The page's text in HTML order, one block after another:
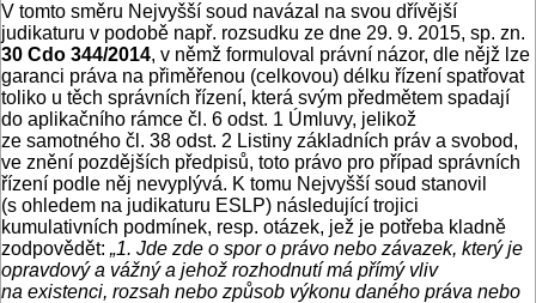
V tomto směru Nejvyšší soud navázal na svou dřívější
judikaturu v podobě např. rozsudku ze dne 29. 9. 2015, sp. zn.
30 Cdo 344/2014, v němž formuloval právní názor, dle nějž lze
garanci práva na přiměřenou (celkovou) délku řízení spatřovat
toliko u těch správních řízení, která svým předmětem spadají
do aplikačního rámce čl. 6 odst. 1 Úmluvy, jelikož
ze samotného čl. 38 odst. 2 Listiny základních práv a svobod,
ve znění pozdějších předpisů, toto právo pro případ správních
řízení podle něj nevyplývá. K tomu Nejvyšší soud stanovil
(s ohledem na judikaturu ESLP) následující trojici
kumulativních podmínek, resp. otázek, jež je potřeba kladně
zodpovědět: „1. Jde zde o spor o právo nebo závazek, který je
opravdový a vážný a jehož rozhodnutí má přímý vliv
na existenci, rozsah nebo způsob výkonu daného práva nebo